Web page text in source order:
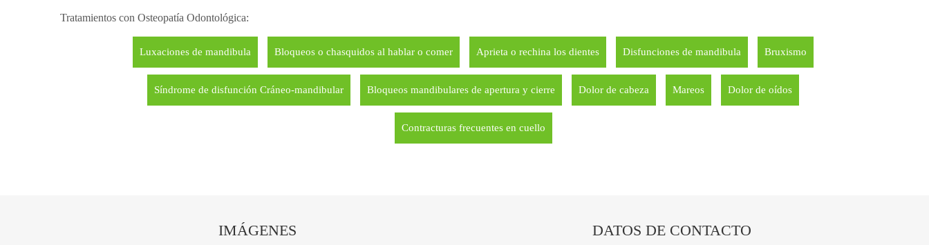
Tratamientos con Osteopatía Odontológica:
Luxaciones de mandibula Bloqueos o chasquidos al hablar o comer Aprieta o rechina los dientes Disfunciones de mandibula Bruxismo
Síndrome de disfunción Cráneo-mandibular Bloqueos mandibulares de apertura y cierre Dolor de cabeza Mareos Dolor de oídos
Contracturas frecuentes en cuello
IMÁGENES DATOS DE CONTACTO